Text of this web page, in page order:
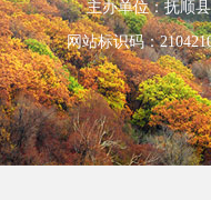
主办单位：抚顺
网站标识码：